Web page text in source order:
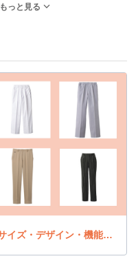
もっと見る
飲食店のシェフパンツの選び方｜サイズ・デザイン・機能に注目